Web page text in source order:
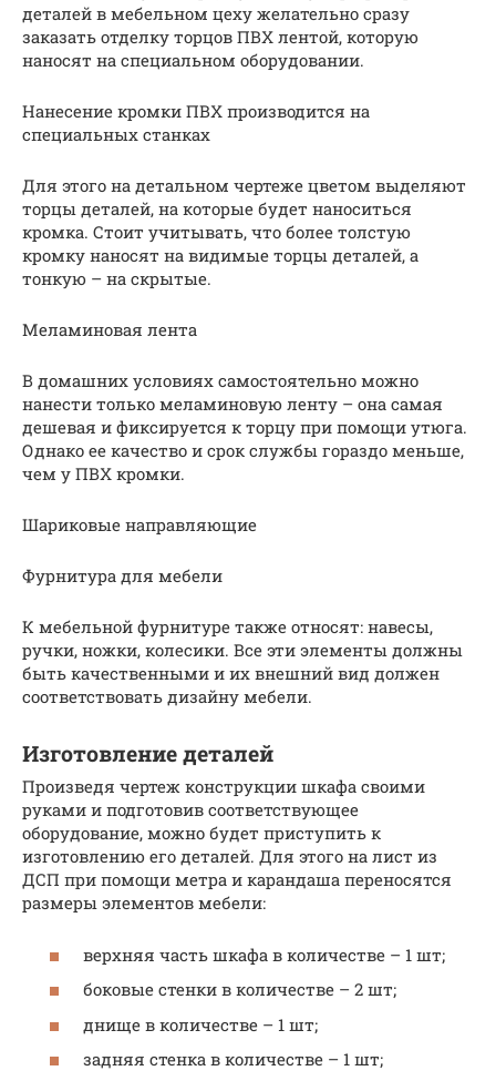
деталей в мебельном цеху желательно сразу
заказать отделку торцов ПВХ лентой, которую
наносят на специальном оборудовании.
Нанесение кромки ПВХ производится на
специальных станках
Для этого на детальном чертеже цветом выделяют
торцы деталей, на которые будет наноситься
кромка. Стоит учитывать, что более толстую
кромку наносят на видимые торцы деталей, а
тонкую – на скрытые.
Меламиновая лента
В домашних условиях самостоятельно можно
нанести только меламиновую ленту – она самая
дешевая и фиксируется к торцу при помощи утюга.
Однако ее качество и срок службы гораздо меньше,
чем у ПВХ кромки.
Шариковые направляющие
Фурнитура для мебели
К мебельной фурнитуре также относят: навесы,
ручки, ножки, колесики. Все эти элементы должны
быть качественными и их внешний вид должен
соответствовать дизайну мебели.
Изготовление деталей
Произведя чертеж конструкции шкафа своими
руками и подготовив соответствующее
оборудование, можно будет приступить к
изготовлению его деталей. Для этого на лист из
ДСП при помощи метра и карандаша переносятся
размеры элементов мебели:
верхняя часть шкафа в количестве – 1 шт;
боковые стенки в количестве – 2 шт;
днище в количестве – 1 шт;
задняя стенка в количестве – 1 шт;